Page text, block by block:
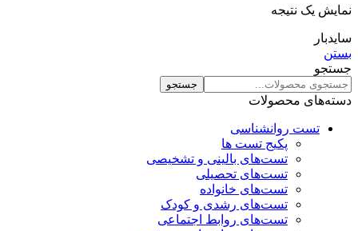
نمایش یک نتیجه
سایدبار
بستن
جستجو
جستجو
دسته‌های محصولات
تست روانشناسی
پکیج تست ها
تست‌های بالینی و تشخیصی
تست‌های تحصیلی
تست‌های خانواده
تست‌های رشدی و کودک
تست‌های روابط اجتماعی